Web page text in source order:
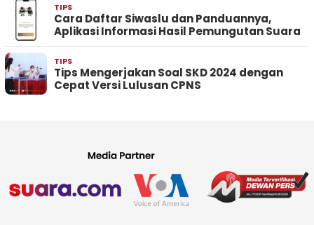
TIPS
Cara Daftar Siwaslu dan Panduannya,
Aplikasi Informasi Hasil Pemungutan Suara
TIPS
Tips Mengerjakan Soal SKD 2024 dengan
Cepat Versi Lulusan CPNS